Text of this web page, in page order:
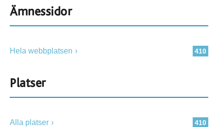
Ämnessidor
410
Hela webbplatsen
Platser
410
Alla platser